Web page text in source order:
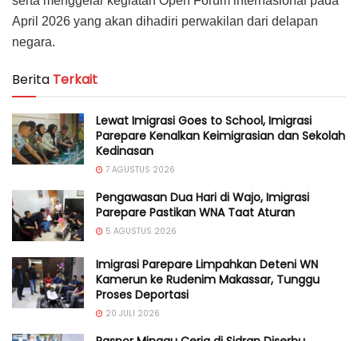
April 2026 yang akan dihadiri perwakilan dari delapan
negara.
Berita Terkait
Lewat Imigrasi Goes to School, Imigrasi
Parepare Kenalkan Keimigrasian dan Sekolah
Kedinasan
7 AGUSTUS 2026
Pengawasan Dua Hari di Wajo, Imigrasi
Parepare Pastikan WNA Taat Aturan
5 AGUSTUS 2026
Imigrasi Parepare Limpahkan Deteni WN
Kamerun ke Rudenim Makassar, Tunggu
Proses Deportasi
20 JULI 2026